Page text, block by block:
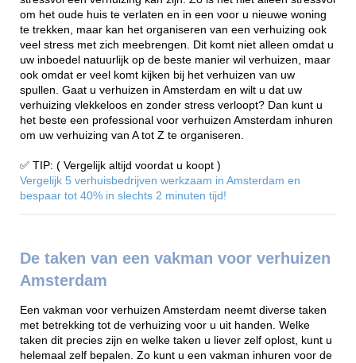
om het oude huis te verlaten en in een voor u nieuwe woning
te trekken, maar kan het organiseren van een verhuizing ook
veel stress met zich meebrengen. Dit komt niet alleen omdat u
uw inboedel natuurlijk op de beste manier wil verhuizen, maar
ook omdat er veel komt kijken bij het verhuizen van uw
spullen. Gaat u verhuizen in Amsterdam en wilt u dat uw
verhuizing vlekkeloos en zonder stress verloopt? Dan kunt u
het beste een professional voor verhuizen Amsterdam inhuren
om uw verhuizing van A tot Z te organiseren.
✅ TIP: ( Vergelijk altijd voordat u koopt )
Vergelijk 5 verhuisbedrijven werkzaam in Amsterdam en
bespaar tot 40% in slechts 2 minuten tijd!
De taken van een vakman voor verhuizen
Amsterdam
Een vakman voor verhuizen Amsterdam neemt diverse taken
met betrekking tot de verhuizing voor u uit handen. Welke
taken dit precies zijn en welke taken u liever zelf oplost, kunt u
helemaal zelf bepalen. Zo kunt u een vakman inhuren voor de